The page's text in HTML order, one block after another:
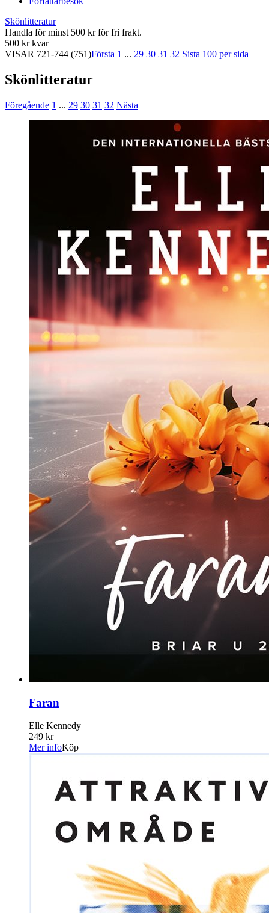
Skönlitteratur
Handla för minst 500 kr för fri frakt.
500 kr kvar
VISAR 721-744 (751)Första 1 ... 29 30 31 32 Sista 100 per sida
Skönlitteratur
Föregående 1 ... 29 30 31 32 Nästa
Faran
Elle Kennedy
249 kr
Mer infoKöp